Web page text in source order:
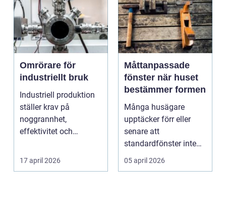
Omrörare för
industriellt bruk
Industriell produktion
ställer krav på
noggrannhet,
effektivitet och
17 april 2026
Måttanpassade
fönster när huset
bestämmer formen
Många husägare
upptäcker förr eller
senare att
standardfönster inte
riktigt passar. Kanske
är huset ...
05 april 2026